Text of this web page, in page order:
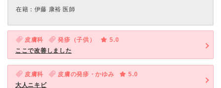
在籍：伊藤 康裕 医師
皮膚科 発疹（子供）
5.0
ここで改善しました
皮膚科 皮膚の発疹・かゆみ
5.0
大人ニキビ